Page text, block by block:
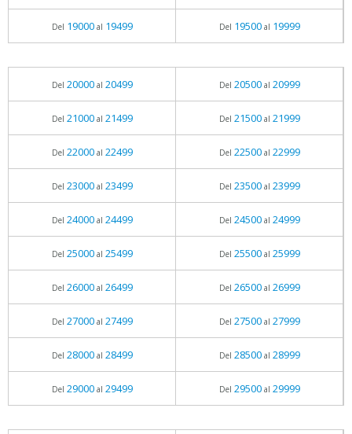
Del 19000al 19499 Del 19500al 19999
Del 20000al 20499 Del 20500al 20999
Del 21000al 21499 Del 21500al 21999
Del 22000al 22499 Del 22500al 22999
Del 23000al 23499 Del 23500al 23999
Del 24000al 24499 Del 24500al 24999
Del 25000al 25499 Del 25500al 25999
Del 26000al 26499 Del 26500al 26999
Del 27000al 27499 Del 27500al 27999
Del 28000al 28499 Del 28500al 28999
Del 29000al 29499 Del 29500al 29999